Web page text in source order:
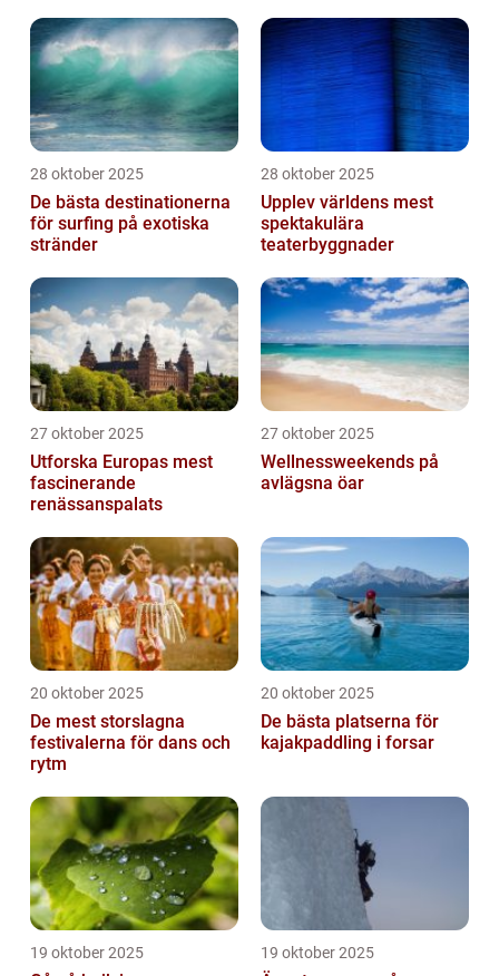
28 oktober 2025
De bästa destinationerna
för surfing på exotiska
stränder
28 oktober 2025
Upplev världens mest
spektakulära
teaterbyggnader
27 oktober 2025
Utforska Europas mest
fascinerande
renässanspalats
27 oktober 2025
Wellnessweekends på
avlägsna öar
20 oktober 2025
De mest storslagna
festivalerna för dans och
rytm
20 oktober 2025
De bästa platserna för
kajakpaddling i forsar
19 oktober 2025 19 oktober 2025